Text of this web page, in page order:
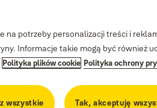
na potrzeby personalizacji treści i
Informacje takie mogą być również
Polityka plików cookie Polityka ochrony
wszystkie Tak, akceptuję